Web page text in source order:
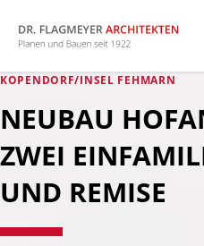
KOPENDORF/INSEL FEHMARN
NEUBAU
ZWEI
UND REMISE